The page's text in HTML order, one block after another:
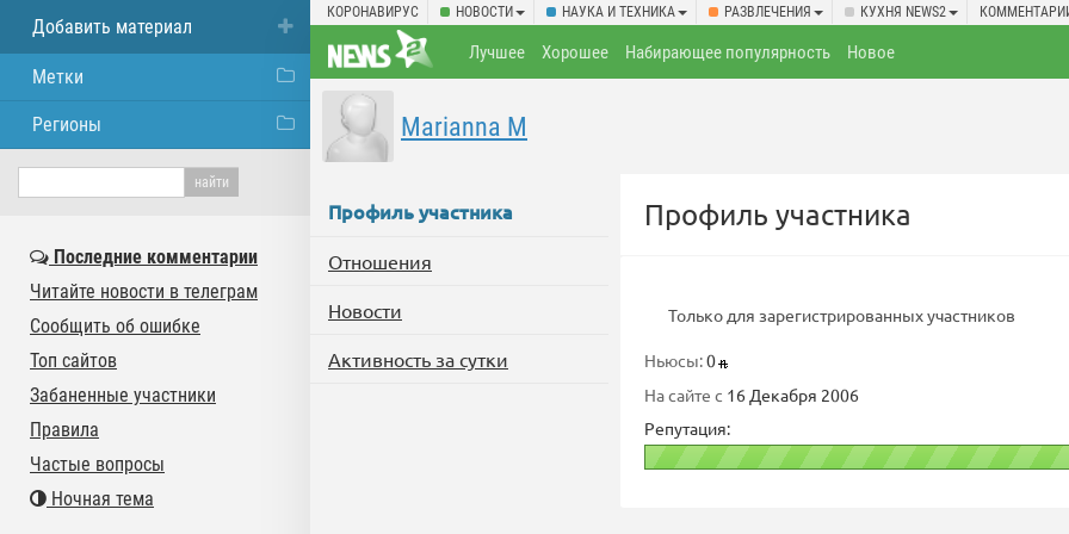
КОРОНАВИРУС НОВОСТИ НАУКА И ТЕХНИКА РАЗВЛЕЧЕНИЯ КУХНЯ NEWS2
Лучшее Хорошее Набирающее популярность Новое
Marianna M
Профиль участника
Отношения
Новости
Активность за сутки
Профиль участника
Только для зарегистрированных участников
Ньюсы:0
На сайте с 16 Декабря 2006
Репутация:
Добавить материал
Метки
Регионы
Последние комментарии
Читайте новости в телеграм
Сообщить об ошибке
Топ сайтов
Забаненные участники
Правила
Частые вопросы
Ночная тема